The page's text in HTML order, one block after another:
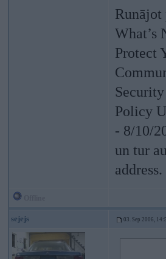
Runājot
What’s
Protect
Policy
- 8/10/
un tur
address.
sejejs 03. Sep 2006,